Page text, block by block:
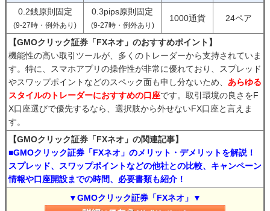
0.2銭原則固定
(9-27時・例外あり)
0.3pips原則固定
(9-27時・例外あり)
1000通貨 24ペア
【GMOクリック証券「FXネオ」のおすすめポイント】
機能性の高い取引ツールが、多くのトレーダーから支持されていま
す。特に、スマホアプリの操作性が非常に優れており、スプレッド
やスワップポイントなどのスペック面も申し分ないため、 あらゆる
スタイルのトレーダーにおすすめの口座です。取引環境の良さをF
X口座選びで優先するなら、選択肢から外せないFX口座と言えま
す。
【GMOクリック証券「FXネオ」の関連記事】
■GMOクリック証券「FXネオ」のメリット・デメリットを解説！
スプレッド、スワップポイントなどの他社との比較、キャンペーン
情報や口座開設までの時間、必要書類も紹介！
▼GMOクリック証券「FXネオ」▼